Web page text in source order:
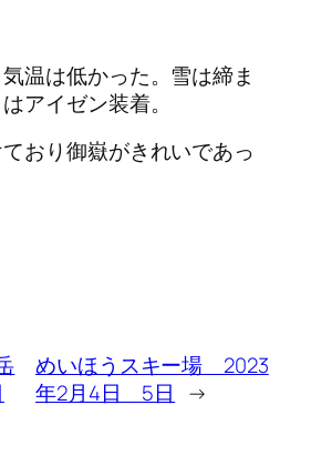
温は低かった。雪は締ま
アイゼン装着。
おり御嶽がきれいであっ
めいほうスキー場 2023
年2月4日 5日
→